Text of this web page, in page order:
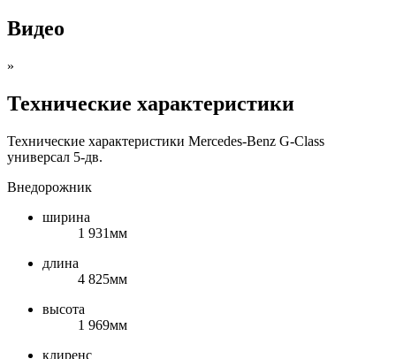
Видео
»
Технические характеристики
Технические характеристики Mercedes-Benz G-Class
универсал 5-дв.
Внедорожник
ширина
1 931мм
длина
4 825мм
высота
1 969мм
клиренс